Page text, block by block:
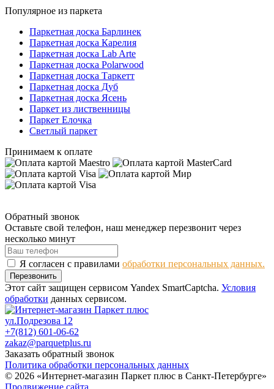
Популярное из паркета
Паркетная доска Барлинек
Паркетная доска Карелия
Паркетная доска Lab Arte
Паркетная доска Polarwood
Паркетная доска Таркетт
Паркетная доска Дуб
Паркетная доска Ясень
Паркет из лиственницы
Паркет Елочка
Светлый паркет
Принимаем к оплате
Обратный звонок
Оставьте свой телефон, наш менеджер перезвонит через
несколько минут
Я согласен с правилами обработки персональных данных.
Перезвонить
Этот сайт защищен сервисом Yandex SmartCaptcha. Условия
обработки данных сервисом.
ул.Подрезова 12
+7(812) 601-06-62
zakaz@parquetplus.ru
Заказать обратный звонок
Политика обработки персональных данных
© 2026 «Интернет-магазин Паркет плюс в Санкт-Петербурге»
Продвижение сайта